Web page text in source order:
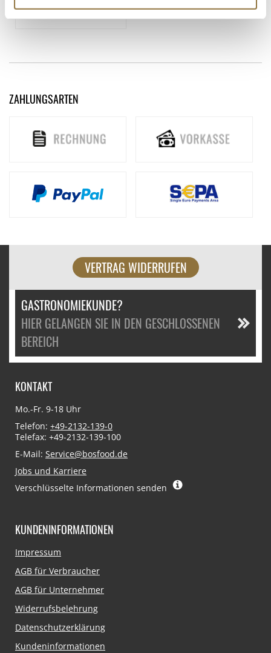
ZAHLUNGSARTEN
VERTRAG WIDERRUFEN
GASTRONOMIEKUNDE?
HIER GELANGEN SIE IN DEN GESCHLOSSENEN
BEREICH
KONTAKT
Mo.-Fr. 9-18 Uhr
Telefon: +49-2132-139-0
Telefax: +49-2132-139-100
E-Mail: Service@bosfood.de
Jobs und Karriere
Verschlüsselte Informationen senden
KUNDENINFORMATIONEN
Navigation
Impressum
AGB für Verbraucher
AGB für Unternehmer
Widerrufsbelehrung
Datenschutzerklärung
Kundeninformationen